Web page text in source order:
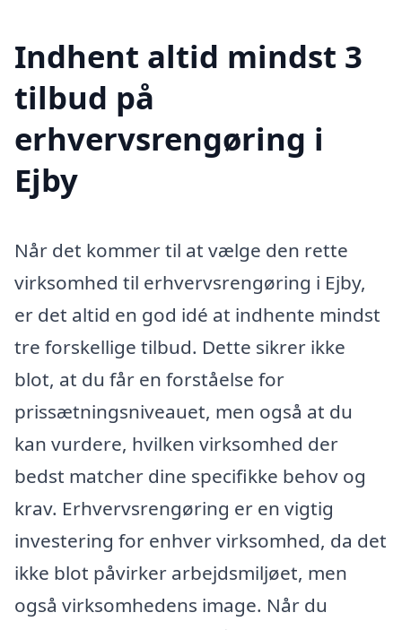
Indhent altid mindst 3
tilbud på
erhvervsrengøring i
Ejby
Når det kommer til at vælge den rette
virksomhed til erhvervsrengøring i Ejby,
er det altid en god idé at indhente mindst
tre forskellige tilbud. Dette sikrer ikke
blot, at du får en forståelse for
prissætningsniveauet, men også at du
kan vurdere, hvilken virksomhed der
bedst matcher dine specifikke behov og
krav. Erhvervsrengøring er en vigtig
investering for enhver virksomhed, da det
ikke blot påvirker arbejdsmiljøet, men
også virksomhedens image. Når du